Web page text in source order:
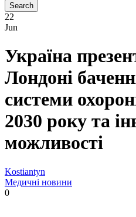
22
Jun
Україна
Лондоні
системи
2030 року та
можливості
Kostiantyn
Медичні новини
0